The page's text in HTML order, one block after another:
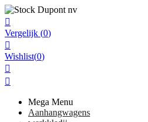

Vergelijk (0)

Wishlist(0)


Mega Menu
Aanhangwagens